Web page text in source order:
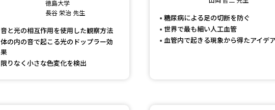
幼稚園教員資格認定試験
小学校教員資格認定
高等学校（情報）教員資格認定試験
徳島大学
長谷 栄治 先生
音と光の相互作用を使用した観察方法
体の内の音で起こる光のドップラー効
果
限りなく小さな色変化を検出
糖尿病による足の切断を防ぐ
世界で最も細い人工血管
血管内で起きる現象から得たアイデ